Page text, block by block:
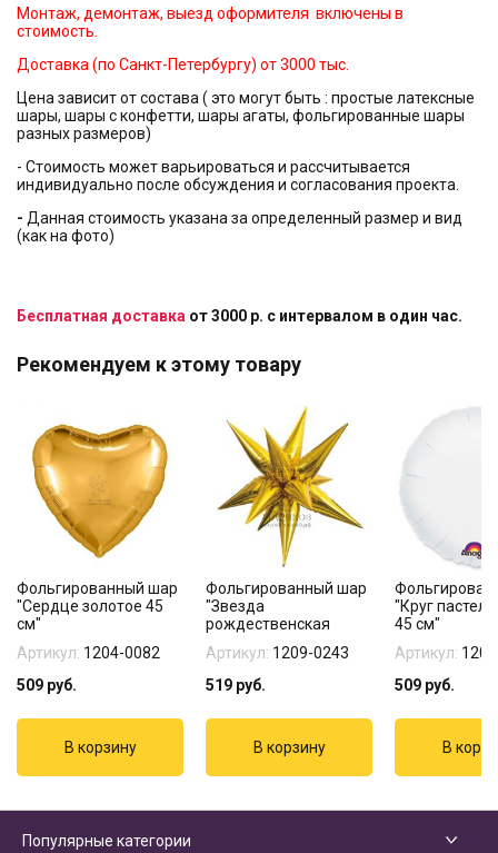
Монтаж, демонтаж, выезд оформителя включены в
стоимость.
Доставка (по Санкт-Петербургу) от 3000 тыс.
Цена зависит от состава ( это могут быть : простые латексные
шары, шары с конфетти, шары агаты, фольгированные шары
разных размеров)
- Стоимость может варьироваться и рассчитывается
индивидуально после обсуждения и согласования проекта.
- Данная стоимость указана за определенный размер и вид
(как на фото)
Бесплатная доставка от 3000 р. с интервалом в один час.
Рекомендуем к этому товару
Фольгированный шар
"Сердце золотое 45
см"
Артикул: 1204-0082
509 руб.
Фольгированный шар
"Звезда
рождественская
Артикул: 1209-0243
519 руб.
"Круг
45 см"
Артикул:
509 руб.
Популярные категории